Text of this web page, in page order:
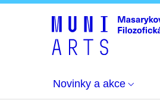
Novinky a akce